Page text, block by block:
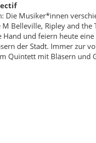
Die Musiker*innen
Belleville, Ripley and
Hand und feiern heute
der Stadt. Immer zur
Quintett mit Bläsern und